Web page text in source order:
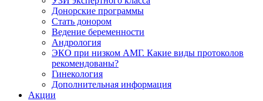
Донорские программы
Стать донором
Ведение беременности
Андрология
ЭКО при низком АМГ. Какие виды протоколов
рекомендованы?
Гинекология
Дополнительная информация
Акции